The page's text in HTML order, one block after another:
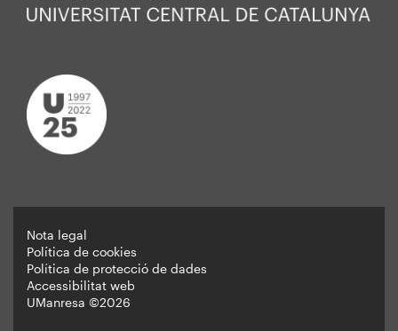
Peu
Nota legal
Política de cookies
Política de protecció de dades
Accessibilitat web
UManresa ©2026